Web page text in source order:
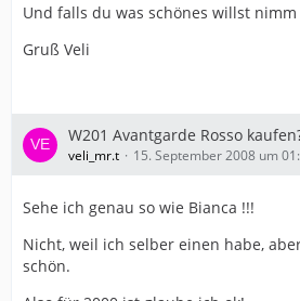
Und falls du was schönes willst
Gruß Veli
W201 Avantgarde Rosso
veli_mr.t 15. September 2008 um
Sehe ich genau so wie Bianca !!!
Nicht, weil ich selber einen habe,
schön.